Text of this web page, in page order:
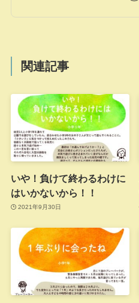
関連記事
いや！負けて終わるわけに
はいかないから！！
2021年9月30日